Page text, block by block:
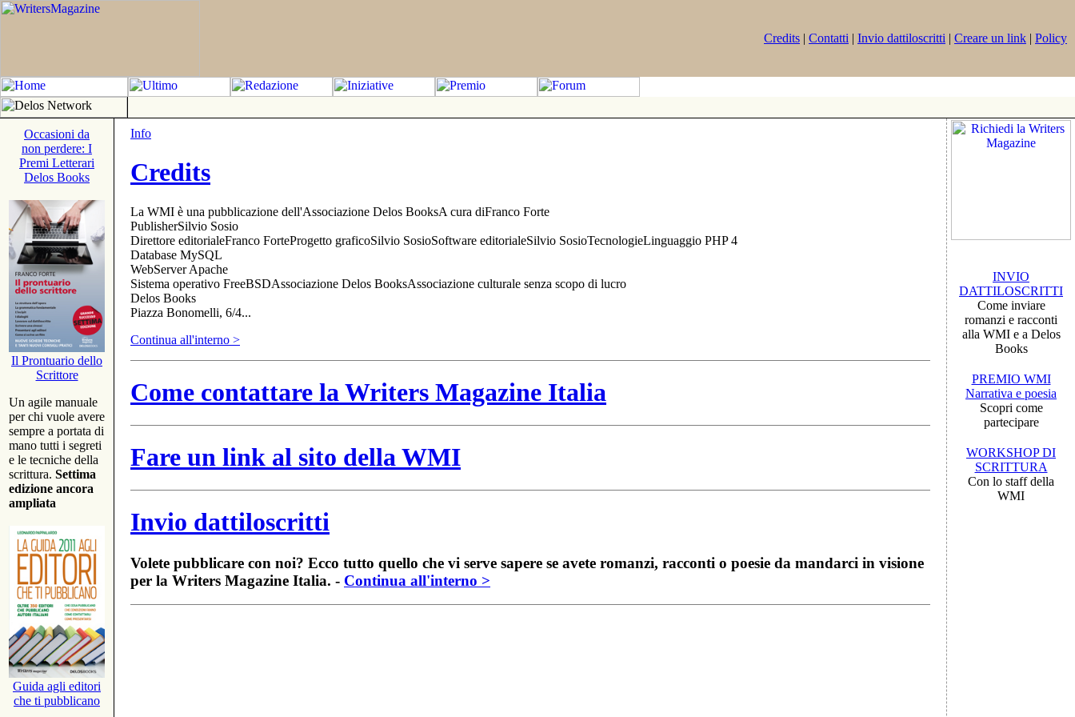
Credits | Contatti | Invio dattiloscritti | Creare un link | Policy
Occasioni da
non perdere: I
Premi Letterari
Delos Books
Il Prontuario dello
Scrittore
Un agile manuale
per chi vuole avere
sempre a portata di
mano tutti i segreti
e le tecniche della
scrittura. Settima
edizione ancora
ampliata
Guida agli editori
che ti pubblicano
Info
Credits
La WMI è una pubblicazione dell'Associazione Delos BooksA cura diFranco Forte
PublisherSilvio Sosio
Direttore editorialeFranco ForteProgetto graficoSilvio SosioSoftware editorialeSilvio SosioTecnologieLinguaggio PHP 4
Database MySQL
WebServer Apache
Sistema operativo FreeBSDAssociazione Delos BooksAssociazione culturale senza scopo di lucro
Delos Books
Piazza Bonomelli, 6/4...
Continua all'interno >
Come contattare la Writers Magazine Italia
Fare un link al sito della WMI
Invio dattiloscritti
Volete pubblicare con noi? Ecco tutto quello che vi serve sapere se avete romanzi, racconti o poesie da mandarci in visione
per la Writers Magazine Italia. - Continua all'interno >
INVIO
DATTILOSCRITTI
Come inviare
romanzi e racconti
alla WMI e a Delos
Books
PREMIO WMI
Narrativa e poesia
Scopri come
partecipare
WORKSHOP DI
SCRITTURA
Con lo staff della
WMI